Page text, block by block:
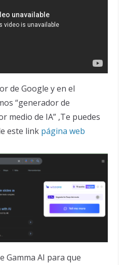
de Google y en el
“generador de
medio de IA” ,Te puedes
este link página web
Gamma AI para que